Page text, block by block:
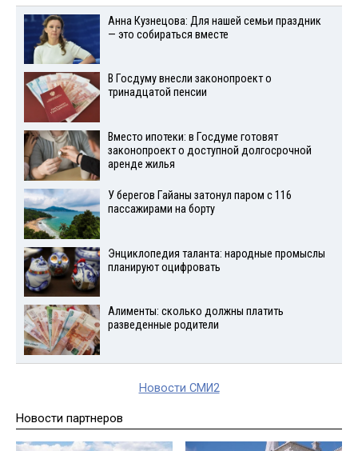
Анна Кузнецова: Для нашей семьи праздник
— это собираться вместе
В Госдуму внесли законопроект о
тринадцатой пенсии
Вместо ипотеки: в Госдуме готовят
законопроект о доступной долгосрочной
аренде жилья
У берегов Гайаны затонул паром с 116
пассажирами на борту
Энциклопедия таланта: народные промыслы
планируют оцифровать
Алименты: сколько должны платить
разведенные родители
Новости СМИ2
Новости партнеров